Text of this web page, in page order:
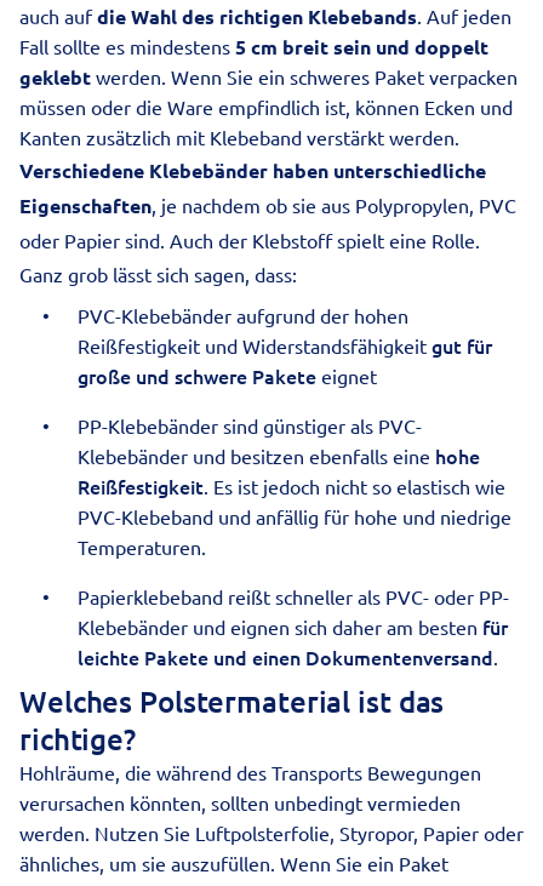
auch aufdie Wahl des richtigen Klebebands. Auf jeden
Fall sollte es mindestens 5 cm breit sein und doppelt
geklebt werden. Wenn Sie ein schweres Paket verpacken
müssen oder die Ware empfindlich ist, können Ecken und
Kanten zusätzlich mit Klebeband verstärkt werden.
Verschiedene Klebebänder haben unterschiedliche
Eigenschaften, je nachdem ob sie aus Polypropylen, PVC
oder Papier sind. Auch der Klebstoff spielt eine Rolle.
Ganz grob lässt sich sagen, dass:
PVC-Klebebänder aufgrund der hohen
Reißfestigkeit und Widerstandsfähigkeit gut für
große und schwere Pakete eignet
PP-Klebebänder sind günstiger als PVC-
Klebebänder und besitzen ebenfalls eine hohe
Reißfestigkeit. Es ist jedoch nicht so elastisch wie
PVC-Klebeband und anfällig für hohe und niedrige
Temperaturen.
Papierklebeband reißt schneller als PVC- oder PP-
Klebebänder und eignen sich daher am besten für
leichte Pakete und einen Dokumentenversand.
Welches Polstermaterial ist das
richtige?
Hohlräume, die während des Transports Bewegungen
verursachen könnten, sollten unbedingt vermieden
werden. Nutzen Sie Luftpolsterfolie, Styropor, Papier oder
ähnliches, um sie auszufüllen. Wenn Sie ein Paket